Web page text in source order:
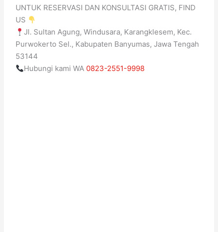
UNTUK RESERVASI DAN KONSULTASI GRATIS, FIND
US
Jl. Sultan Agung, Windusara, Karangklesem, Kec.
Purwokerto Sel., Kabupaten Banyumas, Jawa Tengah
53144
Hubungi kami WA 0823-2551-9998